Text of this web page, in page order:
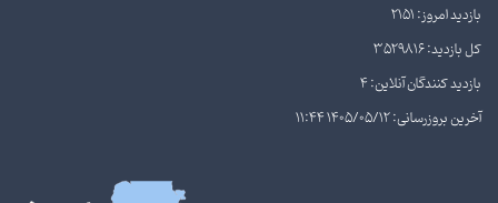
بازدید امروز: 2151
کل بازدید: 3529816
بازدید کنندگان آنلاین: 4
آخرین بروزرسانی: 1405/05/12 11:44